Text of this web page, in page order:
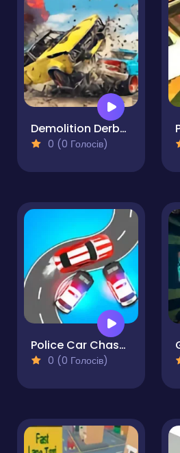
Demolition Derby Life
0 (0 Голосів)
Police Car Chase ZigZag Escape 3D Driving Game
0 (0 Голосів)